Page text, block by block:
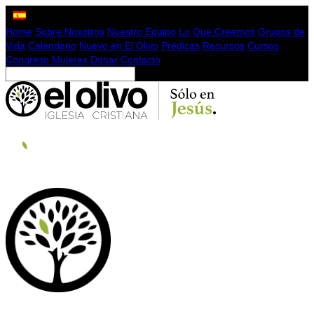
Home Sobre Nosotros Nuestro Equipo Lo Que Creemos Grupos de
Vida Calendario Nuevo en El Olivo Prédicas Recursos Cursos
Congreso Mujeres Donar Contacto